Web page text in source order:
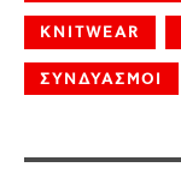
KNITWEAR
ΣΥΝΔΥΑΣΜΟΙ